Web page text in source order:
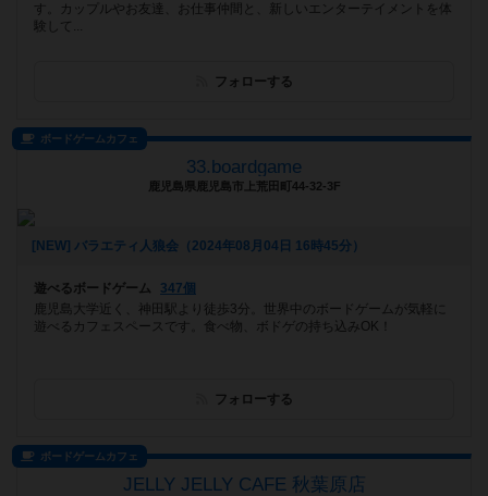
す。カップルやお友達、お仕事仲間と、新しいエンターテイメントを体
験して...
フォローする
ボードゲームカフェ
33.boardgame
鹿児島県鹿児島市上荒田町44-32-3F
[NEW] バラエティ人狼会（2024年08月04日 16時45分）
遊べるボードゲーム
347個
鹿児島大学近く、神田駅より徒歩3分。世界中のボードゲームが気軽に
遊べるカフェスペースです。食べ物、ボドゲの持ち込みOK！
フォローする
ボードゲームカフェ
JELLY JELLY CAFE 秋葉原店